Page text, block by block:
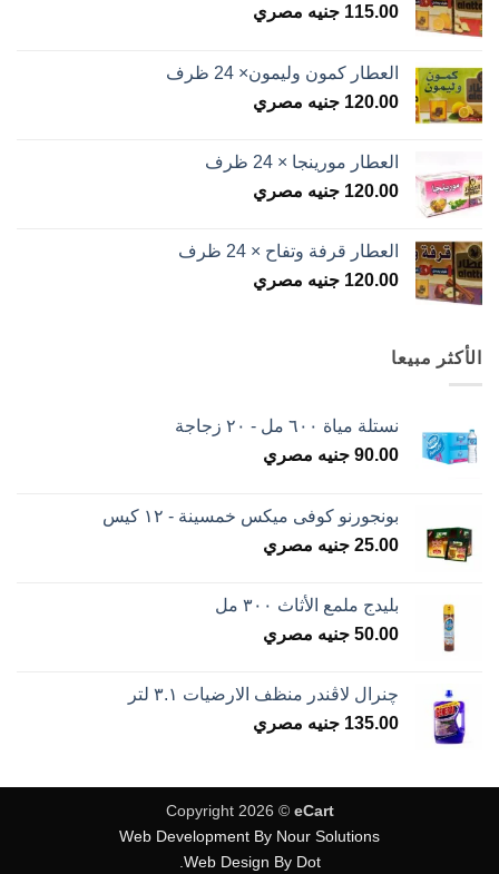
115.00 جنيه مصري
العطار كمون وليمون× 24 ظرف
120.00 جنيه مصري
العطار مورينجا × 24 ظرف
120.00 جنيه مصري
العطار قرفة وتفاح × 24 ظرف
120.00 جنيه مصري
الأكثر مبيعا
نستلة مياة ٦٠٠ مل - ٢٠ زجاجة
90.00 جنيه مصري
بونجورنو كوفى ميكس خمسينة - ١٢ كيس
25.00 جنيه مصري
بليدج ملمع الأثاث ٣٠٠ مل
50.00 جنيه مصري
چنرال لاڤندر منظف الارضيات ٣.١ لتر
135.00 جنيه مصري
Copyright 2026 © eCart
Web Development By Nour Solutions
Web Design By Dot.